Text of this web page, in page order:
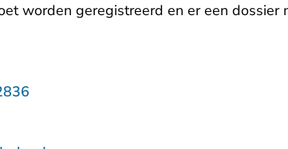
worden geregistreerd en er een dossier